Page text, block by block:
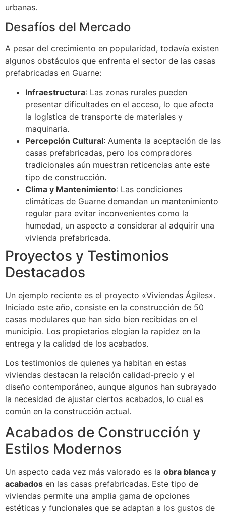
urbanas.
Desafíos del Mercado
A pesar del crecimiento en popularidad, todavía existen
algunos obstáculos que enfrenta el sector de las casas
prefabricadas en Guarne:
Infraestructura: Las zonas rurales pueden
presentar dificultades en el acceso, lo que afecta
la logística de transporte de materiales y
maquinaria.
Percepción Cultural: Aumenta la aceptación de las
casas prefabricadas, pero los compradores
tradicionales aún muestran reticencias ante este
tipo de construcción.
Clima y Mantenimiento: Las condiciones
climáticas de Guarne demandan un mantenimiento
regular para evitar inconvenientes como la
humedad, un aspecto a considerar al adquirir una
vivienda prefabricada.
Proyectos y Testimonios
Destacados
Un ejemplo reciente es el proyecto «Viviendas Ágiles».
Iniciado este año, consiste en la construcción de 50
casas modulares que han sido bien recibidas en el
municipio. Los propietarios elogian la rapidez en la
entrega y la calidad de los acabados.
Los testimonios de quienes ya habitan en estas
viviendas destacan la relación calidad-precio y el
diseño contemporáneo, aunque algunos han subrayado
la necesidad de ajustar ciertos acabados, lo cual es
común en la construcción actual.
Acabados de Construcción y
Estilos Modernos
Un aspecto cada vez más valorado es la obra blanca y
acabados en las casas prefabricadas. Este tipo de
viviendas permite una amplia gama de opciones
estéticas y funcionales que se adaptan a los gustos de